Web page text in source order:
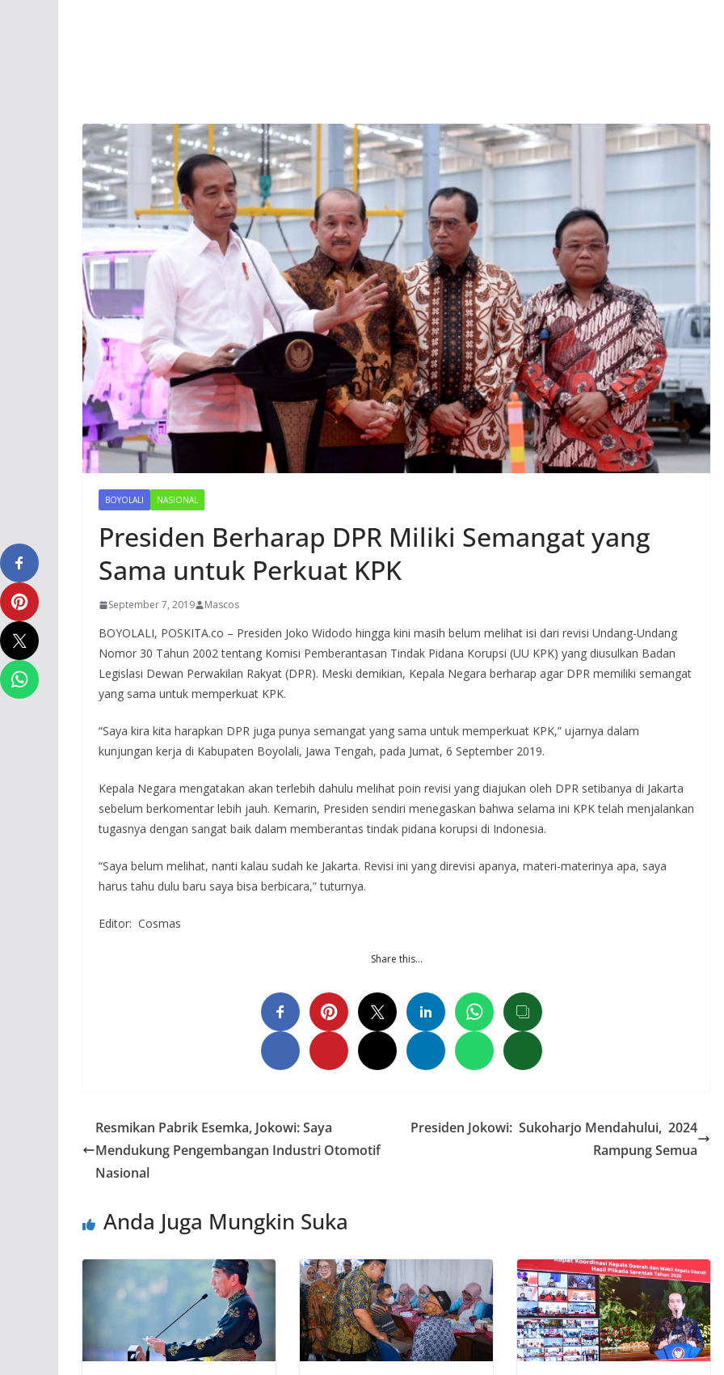
BOYOLALI NASIONAL
Presiden Berharap DPR Miliki Semangat yang
Sama untuk Perkuat KPK
September 7, 2019 Mascos
BOYOLALI, POSKITA.co – Presiden Joko Widodo hingga kini masih belum melihat isi dari revisi Undang-Undang
Nomor 30 Tahun 2002 tentang Komisi Pemberantasan Tindak Pidana Korupsi (UU KPK) yang diusulkan Badan
Legislasi Dewan Perwakilan Rakyat (DPR). Meski demikian, Kepala Negara berharap agar DPR memiliki semangat
yang sama untuk memperkuat KPK.
“Saya kira kita harapkan DPR juga punya semangat yang sama untuk memperkuat KPK,” ujarnya dalam
kunjungan kerja di Kabupaten Boyolali, Jawa Tengah, pada Jumat, 6 September 2019.
Kepala Negara mengatakan akan terlebih dahulu melihat poin revisi yang diajukan oleh DPR setibanya di Jakarta
sebelum berkomentar lebih jauh. Kemarin, Presiden sendiri menegaskan bahwa selama ini KPK telah menjalankan
tugasnya dengan sangat baik dalam memberantas tindak pidana korupsi di Indonesia.
“Saya belum melihat, nanti kalau sudah ke Jakarta. Revisi ini yang direvisi apanya, materi-materinya apa, saya
harus tahu dulu baru saya bisa berbicara,” tuturnya.
Editor: Cosmas
Share this…
Resmikan Pabrik Esemka, Jokowi: Saya
Mendukung Pengembangan Industri Otomotif
Nasional
Presiden Jokowi: Sukoharjo Mendahului, 2024
Rampung Semua
Anda Juga Mungkin Suka